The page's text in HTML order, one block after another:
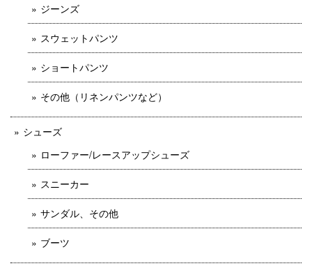
ジーンズ
スウェットパンツ
ショートパンツ
その他（リネンパンツなど）
シューズ
ローファー/レースアップシューズ
スニーカー
サンダル、その他
ブーツ